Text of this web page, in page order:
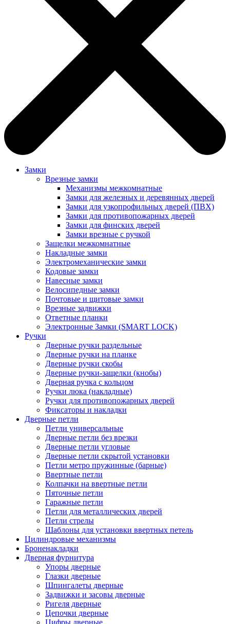
Замки
Врезные замки
Механизмы межкомнатные
Замки для железных и деревянных дверей
Замки для узкопрофильных дверей (ПВХ)
Замки для противопожарных дверей
Замки для финских дверей
Замки врезные с ручкой
Защелки межкомнатные
Накладные замки
Электромеханические замки
Кодовые замки
Навесные замки
Велосипедные замки
Почтовые и щитовые замки
Врезные задвижки
Ответные планки
Электронные Замки (SMART LOCK)
Ручки
Дверные ручки раздельные
Дверные ручки на планке
Дверные ручки скобы
Дверные ручки-защелки (кнобы)
Дверная ручка с кольцом
Ручки люка (накладные)
Ручки для противопожарных дверей
Фиксаторы и накладки
Дверные петли
Петли универсальные
Дверные петли без врезки
Дверные петли угловые
Дверные петли скрытой установки
Петли метро пружинные (барные)
Ввертные петли
Колпачки на ввертные петли
Пяточные петли
Гаражные петли
Петли для металлических дверей
Петли стрелы
Шаблоны для установки ввертных петель
Цилиндровые механизмы
Броненакладки
Дверная фурнитура
Упоры дверные
Глазки дверные
Шпингалеты дверные
Задвижки и засовы дверные
Ригеля дверные
Цепочки дверные
Цифры дверные